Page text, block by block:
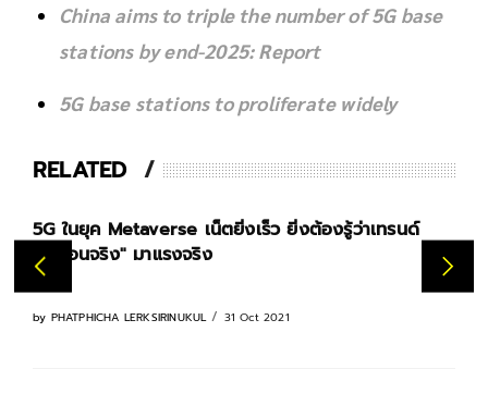
China aims to triple the number of 5G base
stations by end-2025: Report
5G base stations to proliferate widely
RELATED
ยุค Metaverse เน็ตยิ่งเร็ว ยิ่งต้องรู้ว่าเทรนด์
นจริง" มาแรงจริง
LERKSIRINUKUL 31 Oct 2021
AIS 5G
แรกขอ